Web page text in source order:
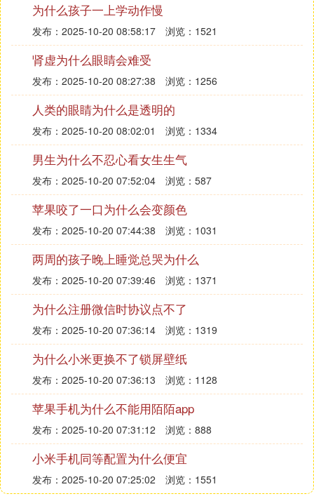
为什么孩子一上学动作慢
发布：2025-10-20 08:58:17 浏览：1521
肾虚为什么眼睛会难受
发布：2025-10-20 08:27:38 浏览：1256
人类的眼睛为什么是透明的
发布：2025-10-20 08:02:01 浏览：1334
男生为什么不忍心看女生生气
发布：2025-10-20 07:52:04 浏览：587
苹果咬了一口为什么会变颜色
发布：2025-10-20 07:44:38 浏览：1031
两周的孩子晚上睡觉总哭为什么
发布：2025-10-20 07:39:46 浏览：1371
为什么注册微信时协议点不了
发布：2025-10-20 07:36:14 浏览：1319
为什么小米更换不了锁屏壁纸
发布：2025-10-20 07:36:13 浏览：1128
苹果手机为什么不能用陌陌app
发布：2025-10-20 07:31:12 浏览：888
小米手机同等配置为什么便宜
发布：2025-10-20 07:25:02 浏览：1551